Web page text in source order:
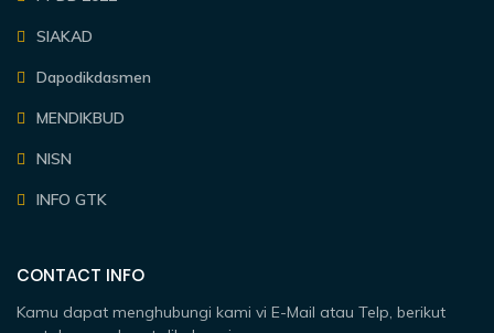
SIAKAD
Dapodikdasmen
MENDIKBUD
NISN
INFO GTK
CONTACT INFO
Kamu dapat menghubungi kami vi E-Mail atau Telp, berikut